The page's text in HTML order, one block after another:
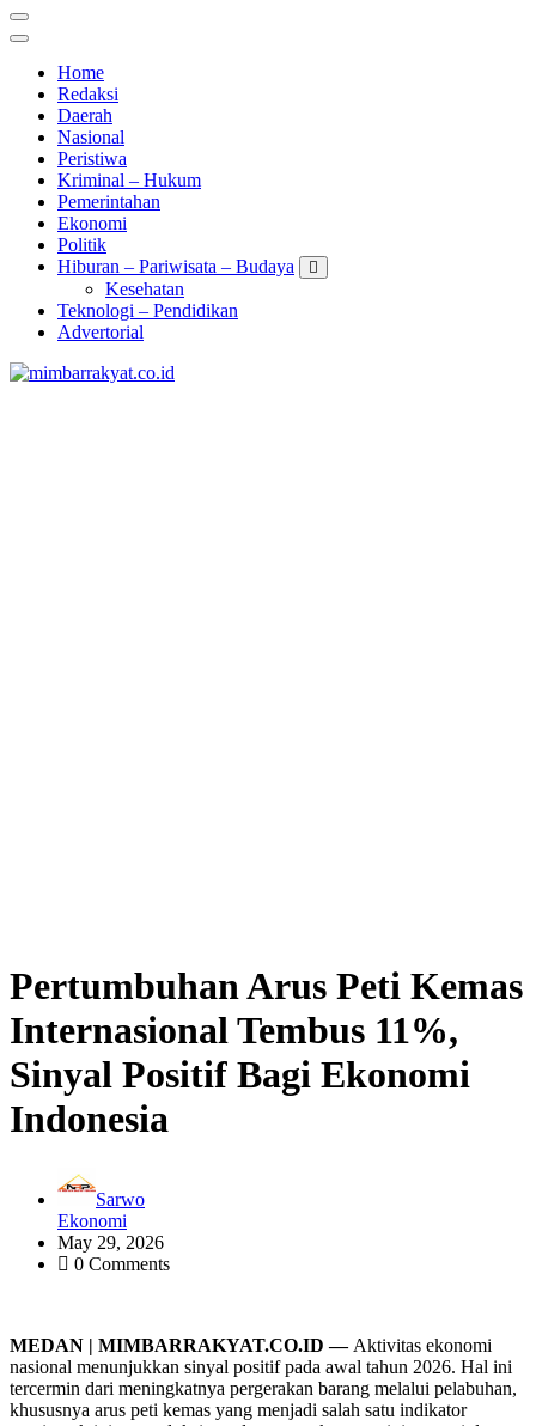
Home
Redaksi
Daerah
Nasional
Peristiwa
Kriminal – Hukum
Pemerintahan
Ekonomi
Politik
Hiburan – Pariwisata – Budaya
Kesehatan
Teknologi – Pendidikan
Advertorial
Pertumbuhan Arus Peti Kemas
Internasional Tembus 11%,
Sinyal Positif Bagi Ekonomi
Indonesia
Sarwo
Ekonomi
May 29, 2026
0 Comments
MEDAN | MIMBARRAKYAT.CO.ID — Aktivitas ekonomi
nasional menunjukkan sinyal positif pada awal tahun 2026. Hal ini
tercermin dari meningkatnya pergerakan barang melalui pelabuhan,
khususnya arus peti kemas yang menjadi salah satu indikator